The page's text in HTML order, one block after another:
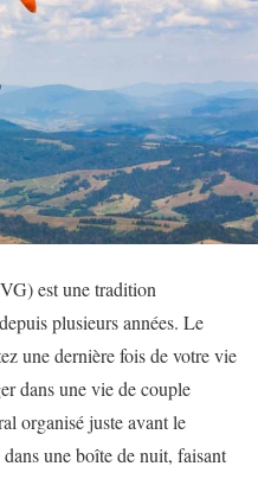
est une tradition
plusieurs années. Le
une dernière fois de votre vie
dans une vie de couple
organisé juste avant le
une boîte de nuit, faisant